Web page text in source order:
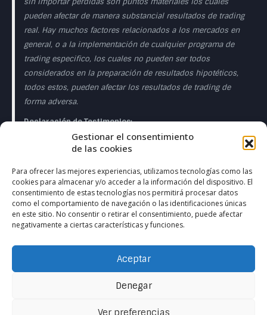
Gestionar el consentimiento
de las cookies
Para ofrecer las mejores experiencias, utilizamos tecnologías como las
cookies para almacenar y/o acceder a la información del dispositivo. El
consentimiento de estas tecnologías nos permitirá procesar datos
como el comportamiento de navegación o las identificaciones únicas
en este sitio. No consentir o retirar el consentimiento, puede afectar
negativamente a ciertas características y funciones.
Aceptar
Denegar
Ver preferencias
pueden afectar de manera substancial resultados de trading
real. Hay muchos factores relacionados a los mercados en
general, o a la implementación de cualquier programa de
trading especifico, los cuales no pueden ser todos
considerados en la preparación de resultados hipotéticos,
todos estos, pueden afectar los resultados de trading de
forma adversa.
Declaración de Testimonios:
Los testimonios que aparecen en esta página web pueden
garantía de rendimiento o éxito en el futuro.
Declaración de la Sala de Operaciones en Directo:
Esta presentación sólo tiene fines educativos y las
opiniones expresadas son las del presentador del
considerarse hipotéticas y no debe esperarse que se